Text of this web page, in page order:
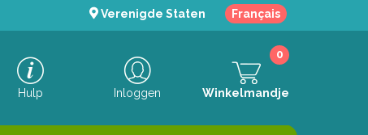
Verenigde Staten Français
Hulp Inloggen Winkelmandje
0